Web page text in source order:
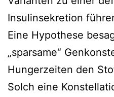
Insulinsekretion
Eine Hypothese
„sparsame“
Hungerzeiten den
Solch eine